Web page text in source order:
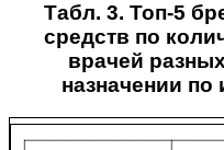
Табл. 3. Топ-5
средств по
врачей
назначении по